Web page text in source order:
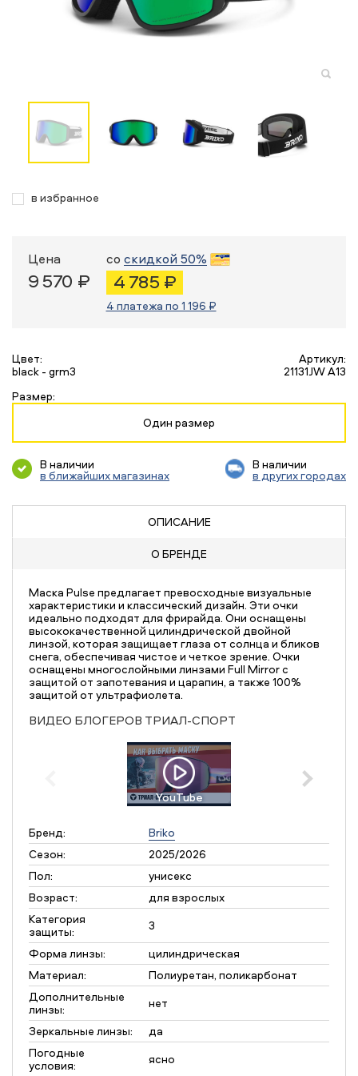
в избранное
Цена
9 570 ₽
со скидкой 50%
4 785 ₽
4 платежа по 1 196 ₽
Цвет:
black - grm3
Артикул:
21131JW A13
Размер:
Один размер
В наличии
в ближайших магазинах
В наличии
в других городах
ОПИСАНИЕ
О БРЕНДЕ
Маска Pulse предлагает превосходные визуальные
характеристики и классический дизайн. Эти очки
идеально подходят для фрирайда. Они оснащены
высококачественной цилиндрической двойной
линзой, которая защищает глаза от солнца и бликов
снега, обеспечивая чистое и четкое зрение. Очки
оснащены многослойными линзами Full Mirror с
защитой от запотевания и царапин, а также 100%
защитой от ультрафиолета.
ВИДЕО БЛОГЕРОВ ТРИАЛ-СПОРТ
YouTube
Бренд:
Briko
Сезон:
2025/2026
Пол:
унисекс
Возраст:
для взрослых
Категория
защиты:
3
Форма линзы:
цилиндрическая
Материал:
Полиуретан, поликарбонат
Дополнительные
линзы:
нет
Зеркальные линзы:
да
Погодные
условия:
ясно